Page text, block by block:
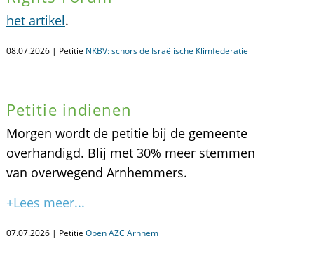
het artikel.
08.07.2026 | Petitie NKBV: schors de Israëlische Klimfederatie
Petitie indienen
Morgen wordt de petitie bij de gemeente
overhandigd. Blij met 30% meer stemmen
van overwegend Arnhemmers.
+Lees meer...
07.07.2026 | Petitie Open AZC Arnhem